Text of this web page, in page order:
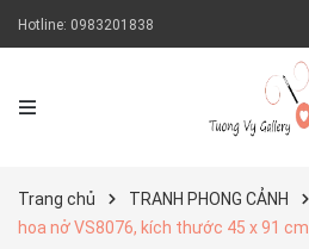
Hotline: 0983201838
Trang chủ TRANH PHONG CẢNH
hoa nở VS8076, kích thước 45 x 91 cm